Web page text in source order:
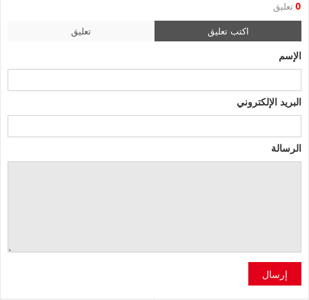
0 تعليق
اكتب تعليق تعليق
الإسم
البريد الإلكتروني
الرسالة
إرسال